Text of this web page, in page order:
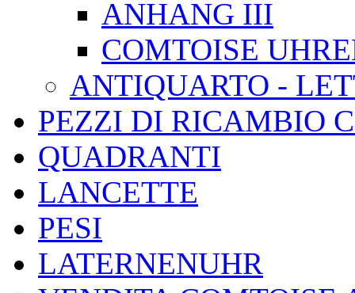
ANHANG III
COMTOISE
ANTIQUARTO -
PEZZI DI RICAMBIO
QUADRANTI
LANCETTE
PESI
LATERNENUHR